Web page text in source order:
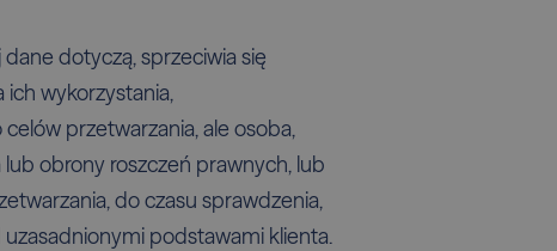
dotyczą, sprzeciwia się
wykorzystania,
przetwarzania, ale osoba,
obrony roszczeń prawnych, lub
do czasu sprawdzenia,
podstawami klienta.